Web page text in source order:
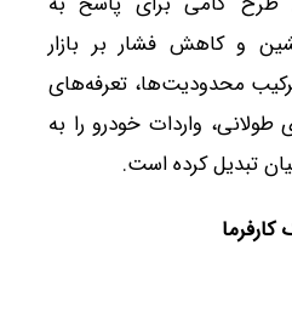
و کاهش فشار بر بازار
محدودیت‌ها، تعرفه‌های
طولانی، واردات خودرو را به
تبدیل کرده است.